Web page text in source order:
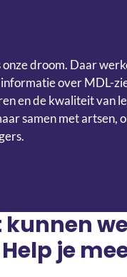
droom. Daar
over MDL-
en de kwaliteit van
samen met artsen,
je